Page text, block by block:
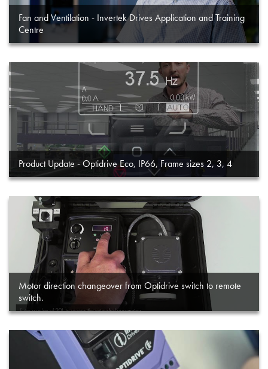
Fan and Ventilation - Invertek Drives Application and Training
Centre
Product Update - Optidrive Eco, IP66, Frame sizes 2, 3, 4
Motor direction changeover from Optidrive switch to remote
switch.